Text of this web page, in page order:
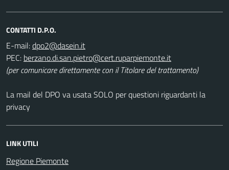
CONTATTI D.P.O.
E-mail:
PEC:
(per comunicare direttamente con il Titolare del trattamento)
La mail del DPO va usata SOLO per questioni riguardanti la
privacy
LINK UTILI
Regione Piemonte